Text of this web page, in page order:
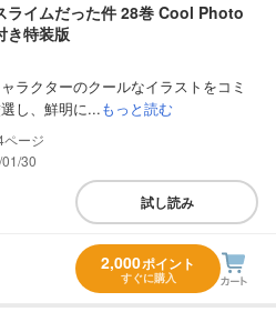
ライムだった件 28巻 Cool Photo
特装版
ャラクターのクールなイラストをコミ
し、鮮明に...もっと読む
30
試し読み
2,000ポイント
すぐに購入